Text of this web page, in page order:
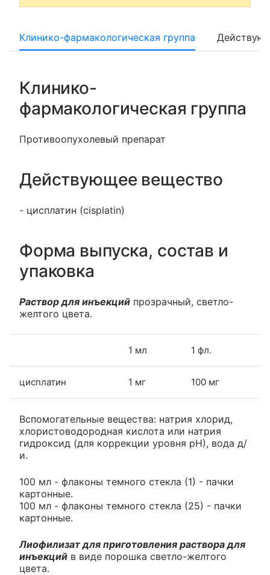
Клинико-фармакологическая группа
Клинико-
фармакологическая группа
Противоопухолевый препарат
Действующее вещество
- цисплатин (cisplatin)
Форма выпуска, состав и
упаковка
Раствор для инъекций прозрачный, светло-
желтого цвета.
1 мл 1 фл.
цисплатин 1 мг 100 мг
Вспомогательные вещества: натрия хлорид,
хлористоводородная кислота или натрия
гидроксид (для коррекции уровня рН), вода д/
и.
100 мл - флаконы темного стекла (1) - пачки
картонные.
100 мл - флаконы темного стекла (25) - пачки
картонные.
Лиофилизат для приготовления раствора для
инъекций в виде порошка светло-желтого
цвета.